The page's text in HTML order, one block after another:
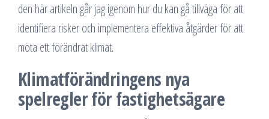
den här artikeln går jag igenom hur du kan gå tillväga för att
identifiera risker och implementera effektiva åtgärder för att
möta ett förändrat klimat.
Klimatförändringens nya
spelregler för fastighetsägare